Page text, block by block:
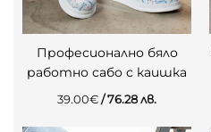
Професионално бяло
работно сабо с каишка
39.00€ / 76.28 лв.